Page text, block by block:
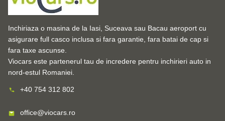
Inchiriaza o masina de la Iasi, Suceava sau Bacau aeroport cu
asigurare full casco inclusa si fara garantie, fara batai de cap si
fara taxe ascunse.
Viocars este partenerul tau de incredere pentru inchirieri auto in
nord-estul Romaniei.
+40 754 312 802
office@viocars.ro